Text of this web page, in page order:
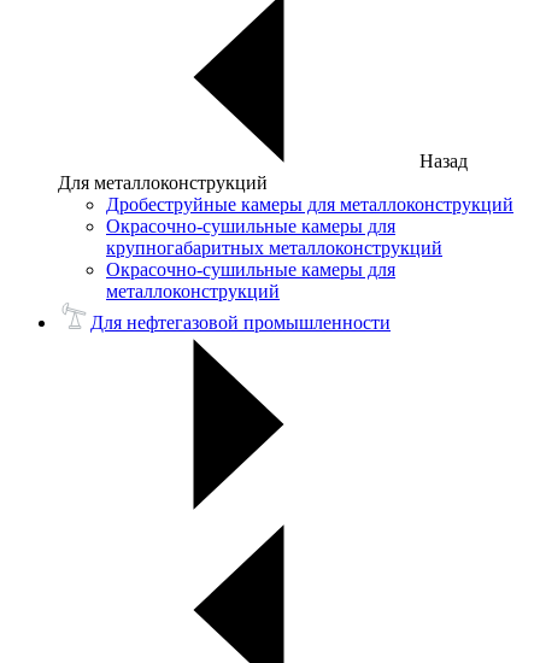
Назад
Для металлоконструкций
Дробеструйные камеры для металлоконструкций
Окрасочно-сушильные камеры для
крупногабаритных металлоконструкций
Окрасочно-сушильные камеры для
металлоконструкций
Для нефтегазовой промышленности